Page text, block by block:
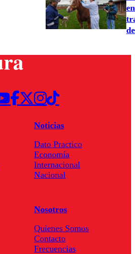
Noticias
Dato Practico
Economía
Internacional
Nacional
Nosotros
Quienes Somos
Contacto
Frecuencias